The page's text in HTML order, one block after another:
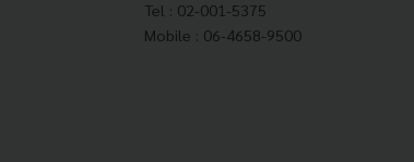
Tel : 02-001-5375
Mobile : 06-4658-9500